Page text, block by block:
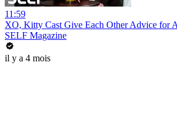
11:59
XO, Kitty Cast Give Each Other Advice for
SELF Magazine
il y a 4 mois